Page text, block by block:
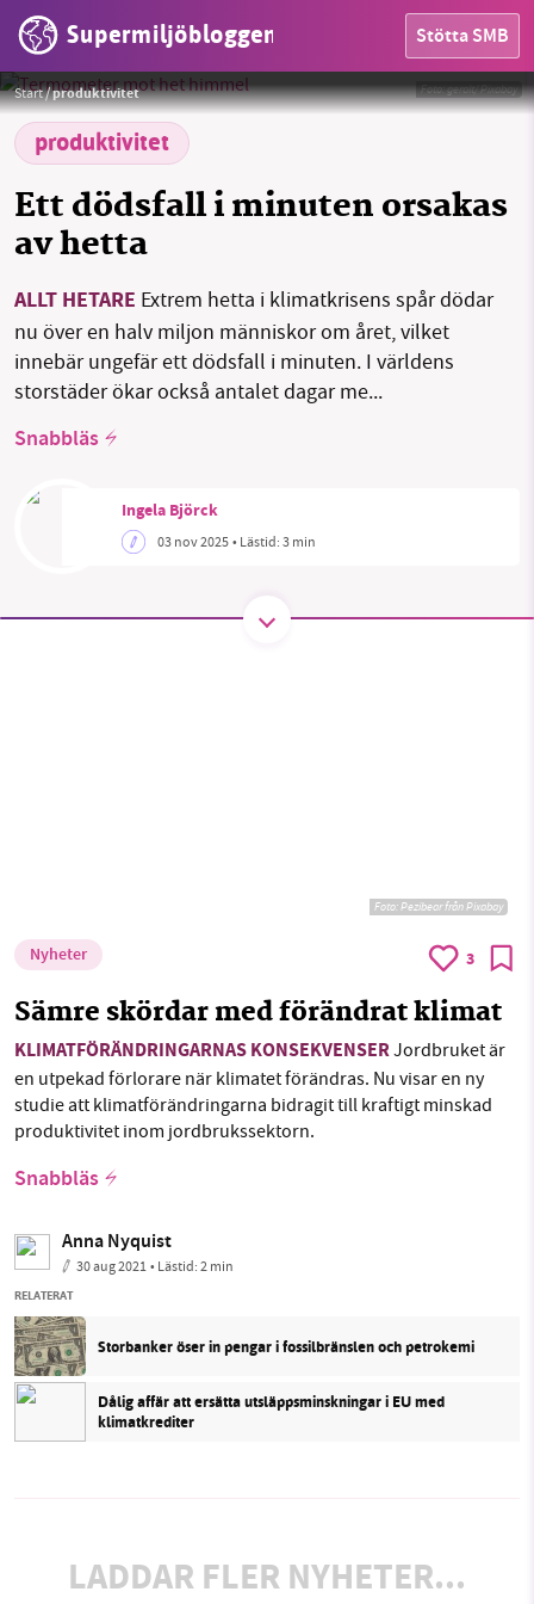
Supermiljöbloggen Stötta SMB
HEM
OMRÅDEN
MILJÖFAKTA
OM OSS
Sök Sparade inlägg Tipsa oss
Start/produktivitet
produktivitet
Ett dödsfall i minuten orsakas
av hetta
ALLT HETARE Extrem hetta i klimatkrisens spår dödar
nu över en halv miljon människor om året, vilket
innebär ungefär ett dödsfall i minuten. I världens
storstäder ökar också antalet dagar me...
Snabbläs
Ingela Björck
03 nov 2025• Lästid:3 min
Foto:geralt/ Pixabay
Foto:Pezibear från Pixabay
Nyheter 3
Sämre skördar med förändrat klimat
KLIMATFÖRÄNDRINGARNAS KONSEKVENSERJordbruket är
en utpekad förlorare när klimatet förändras. Nu visar en ny
studie att klimatförändringarna bidragit till kraftigt minskad
produktivitet inom jordbrukssektorn.
Snabbläs
Anna Nyquist
30 aug 2021• Lästid:2 min
RELATERAT
Storbanker öser in pengar i fossilbränslen och petrokemi
Dålig affär att ersätta utsläppsminskningar i EU med
klimatkrediter
LADDAR FLER NYHETER...
SMB kämpar för en hållbar framtid. Sedan